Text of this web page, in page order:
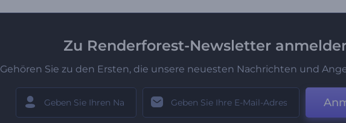
Zu Renderforest-Newsletter
Gehören Sie zu den Ersten, die unsere neuesten Nachrichten und